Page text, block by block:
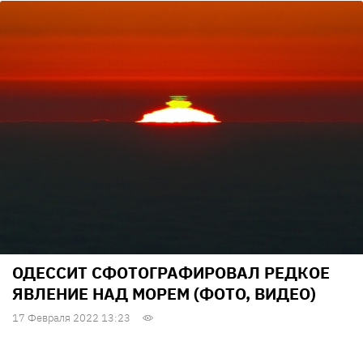
ОДЕССИТ СФОТОГРАФИРОВАЛ РЕДКОЕ
ЯВЛЕНИЕ НАД МОРЕМ (ФОТО, ВИДЕО)
17 Февраля 2022 13:23